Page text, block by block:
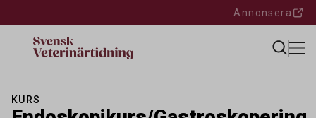
Annonsera
KURS